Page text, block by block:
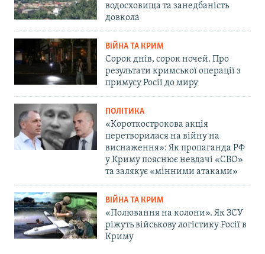
водосховища та занедбаність
довкола
ВІЙНА ТА КРИМ
Сорок днів, сорок ночей. Про
результати кримської операції з
примусу Росії до миру
ПОЛІТИКА
«Короткострокова акція
перетворилася на війну на
виснаження»: Як пропаганда РФ
у Криму пояснює невдачі «СВО»
та залякує «мінними атаками»
ВІЙНА ТА КРИМ
«Полювання на колони». Як ЗСУ
ріжуть військову логістику Росії в
Криму